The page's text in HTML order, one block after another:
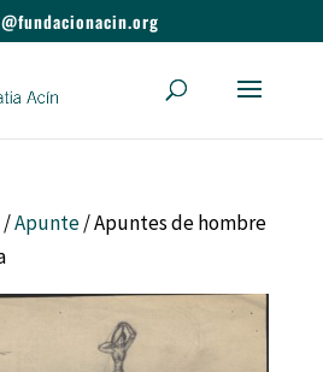
/Apunte/ Apuntes de hombre